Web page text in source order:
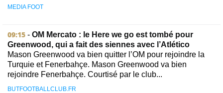
MEDIA FOOT
09:15 - OM Mercato : le Here we go est tombé pour
Greenwood, qui a fait des siennes avec l’Atlético
Mason Greenwood va bien quitter l’OM pour rejoindre la
Turquie et Fenerbahçe. Mason Greenwood va bien
rejoindre Fenerbahçe. Courtisé par le club...
BUTFOOTBALLCLUB.FR